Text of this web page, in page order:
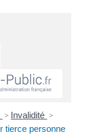
> Invalidité >
tierce personne